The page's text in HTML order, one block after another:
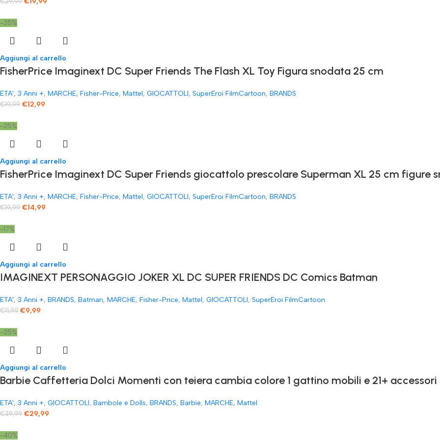
-35%
Aggiungi al carrello
FisherPrice Imaginext DC Super Friends The Flash XL Toy Figura snodata 25 cm
ETA', 3 Anni +, MARCHE, Fisher-Price, Mattel, GIOCATTOLI, SuperEroi FilmCartoon, BRANDS
€19,99 €12,99
-25%
Aggiungi al carrello
FisherPrice Imaginext DC Super Friends giocattolo prescolare Superman XL 25 cm figure
ETA', 3 Anni +, MARCHE, Fisher-Price, Mattel, GIOCATTOLI, SuperEroi FilmCartoon, BRANDS
€19,99 €14,99
-17%
Aggiungi al carrello
IMAGINEXT PERSONAGGIO JOKER XL DC SUPER FRIENDS DC Comics Batman
ETA', 3 Anni +, BRANDS, Batman, MARCHE, Fisher-Price, Mattel, GIOCATTOLI, SuperEroi FilmCartoon
€11,99 €9,99
-25%
Aggiungi al carrello
​Barbie Caffetteria Dolci Momenti con teiera cambia colore 1 gattino mobili e 21+ accessori
ETA', 3 Anni +, GIOCATTOLI, Bambole e Dolls, BRANDS, Barbie, MARCHE, Mattel
€39,99 €29,99
-40%